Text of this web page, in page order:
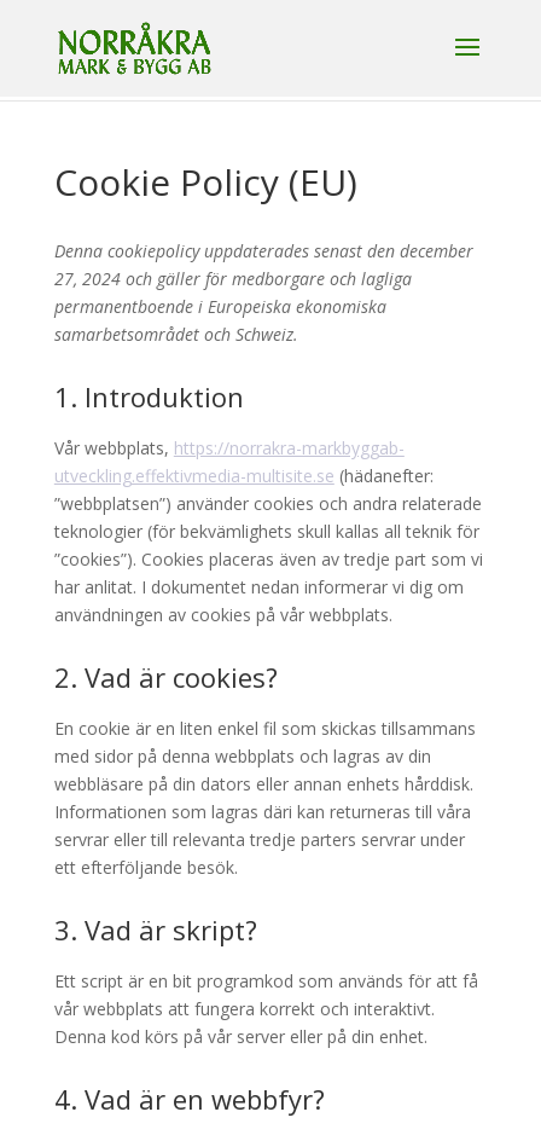
Cookie Policy (EU)
Denna cookiepolicy uppdaterades senast den december
27, 2024 och gäller för medborgare och lagliga
permanentboende i Europeiska ekonomiska
samarbetsområdet och Schweiz.
1. Introduktion
Vår webbplats, https://norrakra-markbyggab-
utveckling.effektivmedia-multisite.se (hädanefter:
”webbplatsen”) använder cookies och andra relaterade
teknologier (för bekvämlighets skull kallas all teknik för
”cookies”). Cookies placeras även av tredje part som vi
har anlitat. I dokumentet nedan informerar vi dig om
användningen av cookies på vår webbplats.
2. Vad är cookies?
En cookie är en liten enkel fil som skickas tillsammans
med sidor på denna webbplats och lagras av din
webbläsare på din dators eller annan enhets hårddisk.
Informationen som lagras däri kan returneras till våra
servrar eller till relevanta tredje parters servrar under
ett efterföljande besök.
3. Vad är skript?
Ett script är en bit programkod som används för att få
vår webbplats att fungera korrekt och interaktivt.
Denna kod körs på vår server eller på din enhet.
4. Vad är en webbfyr?